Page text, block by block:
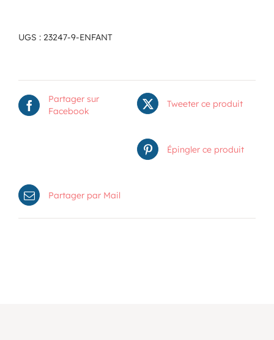
UGS : 23247-9-ENFANT
Partager sur
Facebook
Tweeter ce produit
Épingler ce produit
Partager par Mail